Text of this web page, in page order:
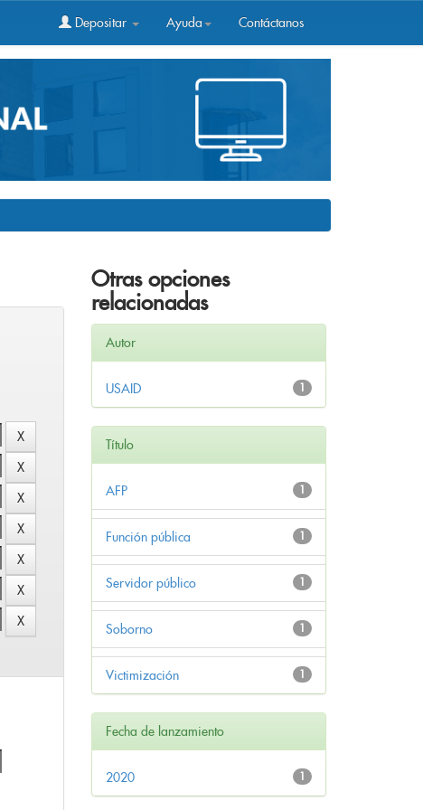
Depositar Ayuda Contáctanos
Otras opciones
relacionadas
Autor
1
USAID
Título
1
AFP
1
Función pública
1
Servidor público
1
Soborno
1
Victimización
Fecha de lanzamiento
1
2020